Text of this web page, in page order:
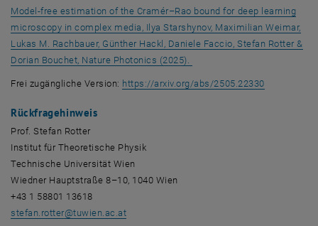
Model-free estimation of the Cramér–Rao bound for deep learning
microscopy in complex media, Ilya Starshynov, Maximilian Weimar,
Lukas M. Rachbauer, Günther Hackl, Daniele Faccio, Stefan Rotter &
Dorian Bouchet, Nature Photonics (2025).
Frei zugängliche Version: https://arxiv.org/abs/2505.22330, öffnet eine
Rückfragehinweis
Prof. Stefan Rotter
Institut für Theoretische Physik
Technische Universität Wien
Wiedner Hauptstraße 8–10, 1040 Wien
+43 1 58801 13618
stefan.rotter@tuwien.ac.at